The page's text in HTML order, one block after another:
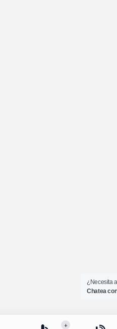
+
¿Necesita
Chatea